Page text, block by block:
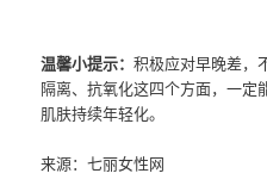
温馨小提示：积极应对早晚差，
隔离、抗氧化这四个方面，一定
肌肤持续年轻化。
来源：七丽女性网